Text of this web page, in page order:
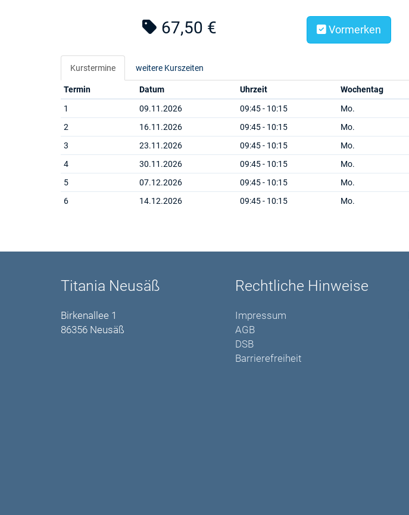
67,50 € Vormerken
Kurstermine weitere Kurszeiten
Termin Datum Uhrzeit
Wochentag
1
09.11.2026 09:45 - 10:15
Mo.
2
16.11.2026 09:45 - 10:15
Mo.
3
23.11.2026 09:45 - 10:15
Mo.
4
30.11.2026 09:45 - 10:15
Mo.
5
07.12.2026 09:45 - 10:15
Mo.
6
14.12.2026 09:45 - 10:15 Mo.
Titania Neusäß
Birkenallee 1
86356 Neusäß
Rechtliche Hinweise
Impressum
AGB
DSB
Barrierefreiheit